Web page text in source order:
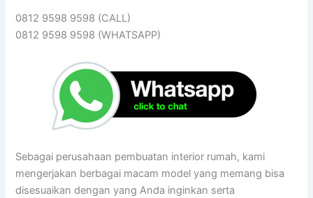
0812 9598 9598 (CALL)
0812 9598 9598 (WHATSAPP)
Sebagai perusahaan pembuatan interior rumah, kami
mengerjakan berbagai macam model yang memang bisa
disesuaikan dengan yang Anda inginkan serta